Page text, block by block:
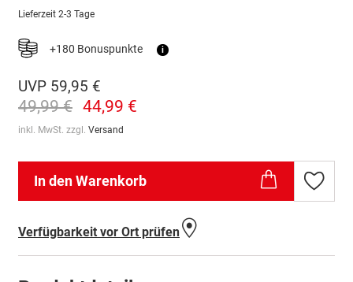
Lieferzeit 2-3 Tage
+180 Bonuspunkte i
UVP 59,95 €
49,99 € 44,99 €
inkl. MwSt. zzgl. Versand
In den Warenkorb
Zur
Verfügbarkeit vor Ort prüfen